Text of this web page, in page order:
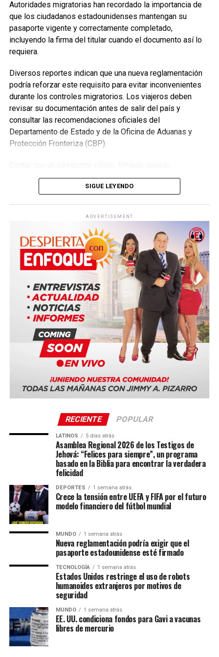
Enfoque Now es una plataforma digital dedicada a conectar e
informar a la comunidad latina acerca de los acontecimientos
que suceden a nivel local e internacional.
enseñanzas divinas y los beneficios que estas aportan a
la vida de quienes las aplican.
Durante los tres días, los asistentes podrán disfrutar de
discursos basados en la Biblia, entrevistas, videos cortos
la vida diaria.
Las fechas, horarios y sedes de cada asamblea regional
pueden consultarse mediante el Buscador de Asambleas
Regionales disponible en el sitio oficial JW.ORG, donde
también se encuentra el programa completo del evento.
Como parte del programa mundial de 2026, los Testigos
delegados compartirán un mismo programa basado en la
Biblia bajo el lema “Felices para siempre”.
Entre las ciudades anfitrionas confirmadas se encuentran:
Bucarest, Rumania
Ciudad de Panamá, Panamá (Panama Convention
Quito, Ecuador
Sevilla, España
La serie mundial también incluye sedes en Costa Rica,
Portugal, Sudáfrica y Tailandia.
Las Asambleas Regionales “Felices para siempre” se
celebran en más de 230 países, mediante la organización
de más de 6,000 asambleas presentadas en más de 500
idiomas.
Por su parte, las Asambleas Internacionales ofrecerán el
Autoridades migratorias han recordado la importancia de
que los ciudadanos estadounidenses mantengan su
pasaporte vigente y correctamente completado,
incluyendo la firma del titular cuando el documento así lo
requiera.
Diversos reportes indican que una nueva reglamentación
podría reforzar este requisito para evitar inconvenientes
durante los controles migratorios. Los viajeros deben
revisar su documentación antes de salir del país y
consultar las recomendaciones oficiales del
Departamento de Estado y de la Oficina de Aduanas y
Protección Fronteriza (CBP).
corresponda y en buen estado puede evitar retrasos o
problemas durante el ingreso a Estados Unidos.
SIGUE LEYENDO
ADVERTISEMENT
RECIENTE POPULAR
LATINOS 5 días atrás
Asamblea Regional 2026 de los Testigos de
Jehová: “Felices para siempre”, un programa
basado en la Biblia para encontrar la verdadera
felicidad
DEPORTES 1 semana atrás
Crece la tensión entre UEFA y FIFA por el futuro
modelo financiero del fútbol mundial
MUNDO 1 semana atrás
Nueva reglamentación podría exigir que el
pasaporte estadounidense esté firmado
TECNOLOGÍA 1 semana atrás
Estados Unidos restringe el uso de robots
humanoides extranjeros por motivos de
seguridad
MUNDO 1 semana atrás
EE. UU. condiciona fondos para Gavi a vacunas
libres de mercurio